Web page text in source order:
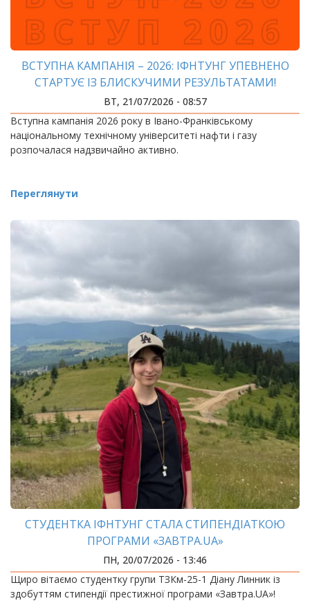
ВСТУПНА КАМПАНІЯ – 2026: ІФНТУНГ УПЕВНЕНО
СТАРТУЄ ІЗ БЛИСКУЧИМИ РЕЗУЛЬТАТАМИ!
ВТ, 21/07/2026 - 08:57
Вступна кампанія 2026 року в Івано-Франківському
національному технічному університеті нафти і газу
розпочалася надзвичайно активно.
Переглянути
СТУДЕНТКА ІФНТУНГ СТАЛА СТИПЕНДІАТКОЮ
ПРОГРАМИ «ЗАВТРА.UA»
ПН, 20/07/2026 - 13:46
Щиро вітаємо студентку групи ТЗКм-25-1 Діану Линник із
здобуттям стипендії престижної програми «Завтра.UA»!